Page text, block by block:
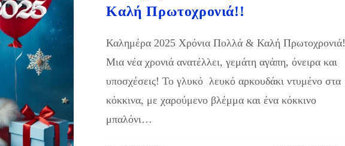
Καλή Πρωτοχρονιά!!
Καλημέρα 2025 Χρόνια Πολλά & Καλή
Μια νέα χρονιά ανατέλλει, γεμάτη αγάπη, όνειρα και
υποσχέσεις! Το γλυκό λευκό αρκουδάκι ντυμένο στα
κόκκινα, με χαρούμενο βλέμμα και ένα κόκκινο
μπαλόνι…